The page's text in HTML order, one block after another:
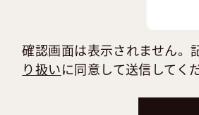
確認画面は表示されません。
り扱いに同意して送信してく